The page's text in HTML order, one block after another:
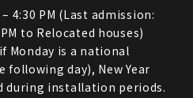
4:30 PM (Last admission:
to Relocated houses)
Monday is a national
following day), New Year
during installation periods.